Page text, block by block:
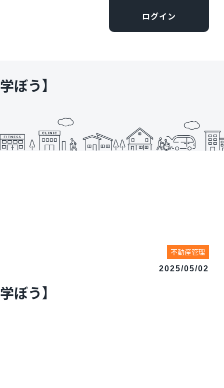
ログイン
ぼう】
不動産管理
2025/05/02
ぼう】